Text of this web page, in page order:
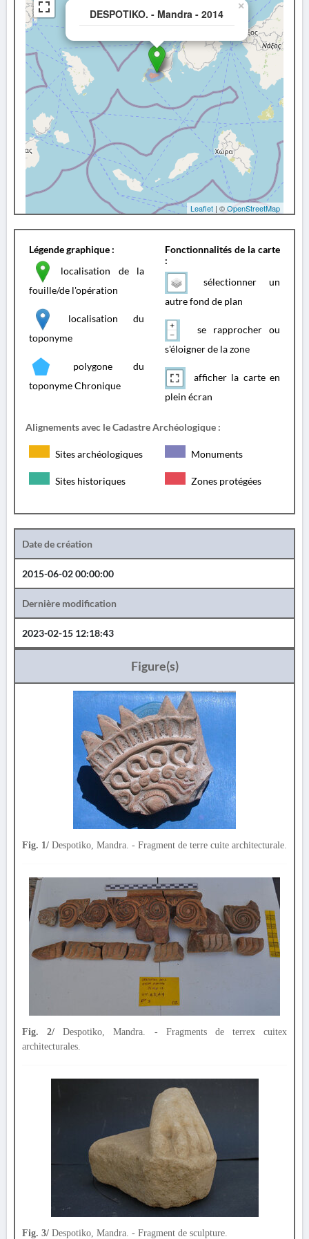
DESPOTIKO. - Mandra - 2014
×
Leaflet | ©OpenStreetMap
Légende graphique :
localisation de la
fouille/de l'opération
localisation du
toponyme
polygone du
toponyme Chronique
Fonctionnalités de la carte
:
sélectionner un
autre fond de plan
se rapprocher ou
s'éloigner de la zone
afficher la carte en
plein écran
Alignements avec le Cadastre Archéologique :
Sites archéologiques Monuments
Sites historiques Zones protégées
Date de création
2015-06-02 00:00:00
Dernière modification
2023-02-15 12:18:43
Figure(s)
Fig. 1/ Despotiko, Mandra. - Fragment de terre cuite architecturale.
Fig. 2/ Despotiko, Mandra. - Fragments de terrex cuitex
architecturales.
Fig. 3/ Despotiko, Mandra. - Fragment de sculpture.